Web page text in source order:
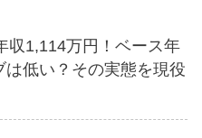
収1,114万円！ベース年
低い？その実態を現役